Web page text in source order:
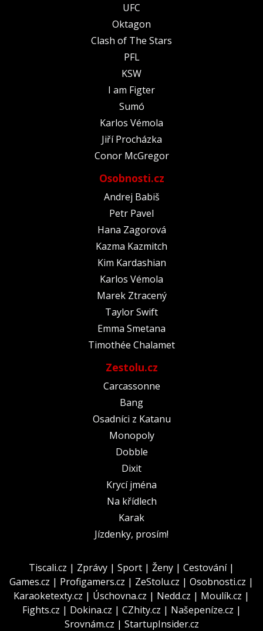
UFC
Oktagon
Clash of The Stars
PFL
KSW
I am Figter
Sumó
Karlos Vémola
Jiří Procházka
Conor McGregor
Osobnosti.cz
Andrej Babiš
Petr Pavel
Hana Zagorová
Kazma Kazmitch
Kim Kardashian
Karlos Vémola
Marek Ztracený
Taylor Swift
Emma Smetana
Timothée Chalamet
Zestolu.cz
Carcassonne
Bang
Osadníci z Katanu
Monopoly
Dobble
Dixit
Krycí jména
Na křídlech
Karak
Jízdenky, prosím!
Tiscali.cz | Zprávy | Sport | Ženy | Cestování|
Games.cz | Profigamers.cz | ZeStolu.cz | Osobnosti.cz |
Karaoketexty.cz | Úschovna.cz | Nedd.cz | Moulík.cz |
Fights.cz | Dokina.cz | CZhity.cz | Našepeníze.cz |
Srovnám.cz | StartupInsider.cz